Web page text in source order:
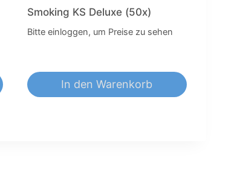
Smoking KS Deluxe (50x)
Bitte einloggen, um Preise zu sehen
In den Warenkorb